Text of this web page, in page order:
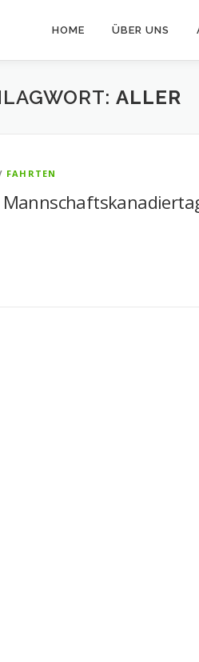
HOME ÜBER UNS
ALLER
FAHRTEN